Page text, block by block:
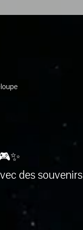
des souvenirs